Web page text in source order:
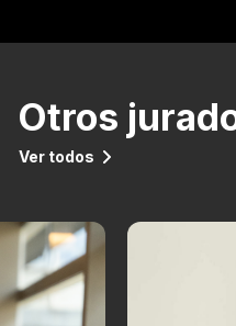
Otros
Ver todos